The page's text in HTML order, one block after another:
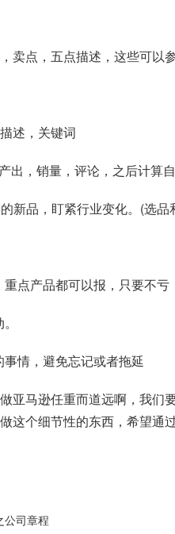
点，五点描述，这些可以
述，关键词
，销量，评论，之后计算
品，盯紧行业变化。(选品
点产品都可以报，只要不亏
情，避免忘记或者拖延
亚马逊任重而道远啊，我
个细节性的东西，希望通
公司章程